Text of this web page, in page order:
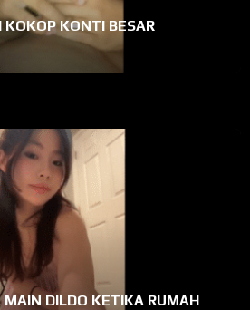
KOKOP KONTI BESAR
MAIN DILDO KETIKA RUMAH